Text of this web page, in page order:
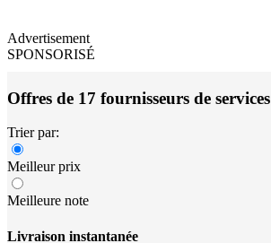
Advertisement
SPONSORISÉ
Offres de 17 fournisseurs de services
Trier par:
Meilleur prix
Meilleure note
Livraison instantanée